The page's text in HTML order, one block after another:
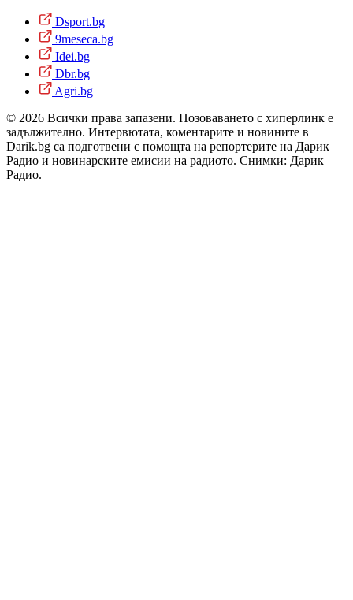
Dsport.bg
9meseca.bg
Idei.bg
Dbr.bg
Agri.bg
© 2026 Всички права запазени. Позоваването с хиперлинк е
задължително. Интервютата, коментарите и новините в
Darik.bg са подготвени с помощта на репортерите на Дарик
Радио и новинарските емисии на радиото. Снимки: Дарик
Радио.